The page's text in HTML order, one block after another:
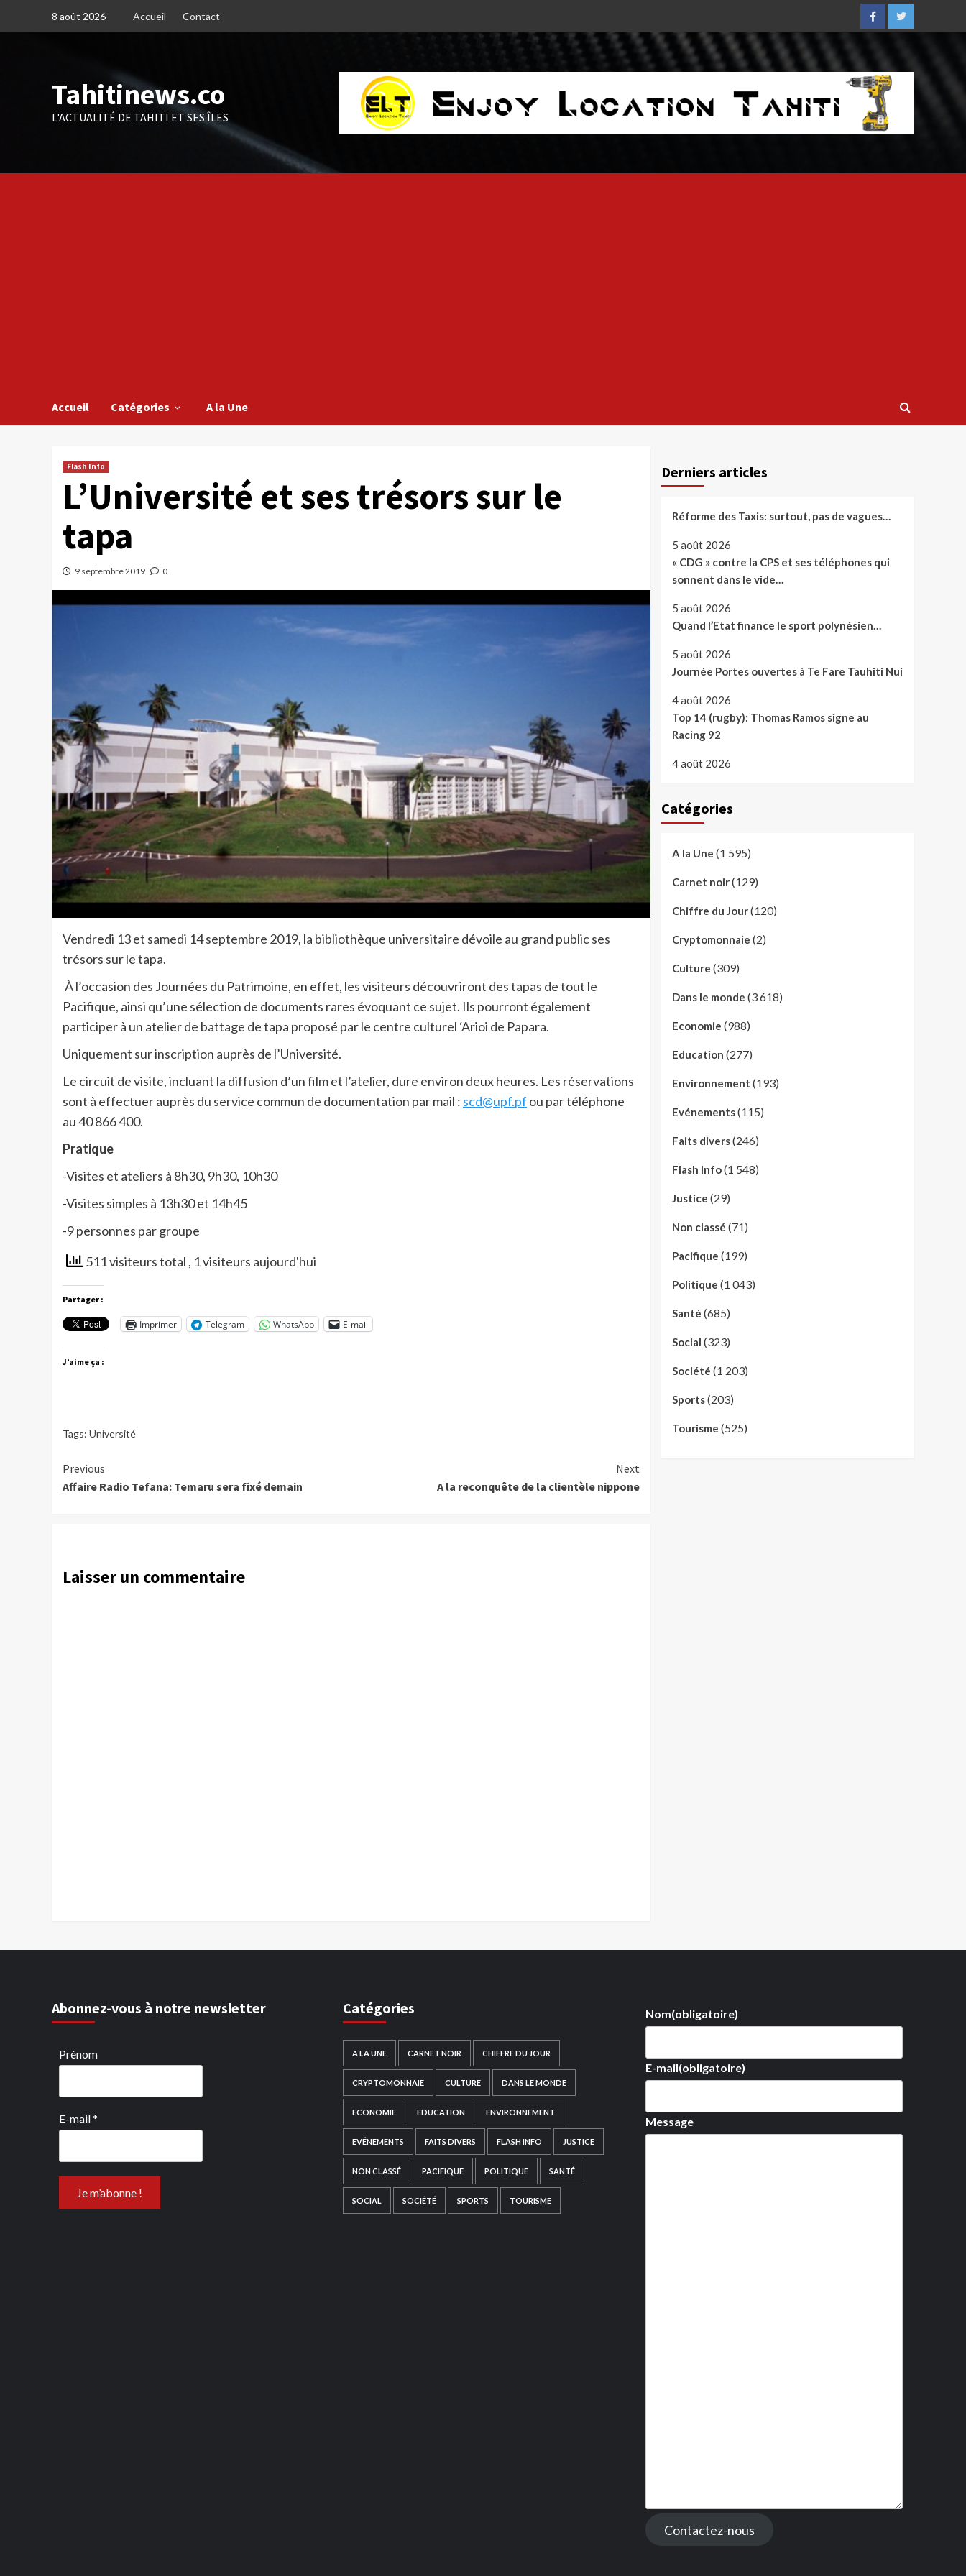
8 août 2026 Accueil Contact
FacebookTwitter
Tahitinews.co
L'ACTUALITÉ DE TAHITI ET SES ÎLES
Accueil Catégories A la Une
Flash Info
L’Université et ses trésors sur le
tapa
9 septembre 2019 0
Vendredi 13 et samedi 14 septembre 2019, la bibliothèque universitaire dévoile au grand public ses
trésors sur le tapa.
À l’occasion des Journées du Patrimoine, en effet, les visiteurs découvriront des tapas de tout le
Pacifique, ainsi qu’une sélection de documents rares évoquant ce sujet. Ils pourront également
participer à un atelier de battage de tapa proposé par le centre culturel ‘Arioi de Papara.
Uniquement sur inscription auprès de l’Université.
Le circuit de visite, incluant la diffusion d’un film et l’atelier, dure environ deux heures. Les réservations
sont à effectuer auprès du service commun de documentation par mail : scd@upf.pf ou par téléphone
au 40 866 400.
Pratique
-Visites et ateliers à 8h30, 9h30, 10h30
-Visites simples à 13h30 et 14h45
-9 personnes par groupe
511 visiteurs total , 1 visiteurs aujourd'hui
Partager :
Imprimer Telegram WhatsApp E-mail
J’aime ça :
Tags: Université
Continue
Reading
Previous
Affaire Radio Tefana: Temaru sera fixé demain
Next
A la reconquête de la clientèle nippone
Laisser un commentaire
Derniers articles
Réforme des Taxis: surtout, pas de vagues…
5 août 2026
« CDG » contre la CPS et ses téléphones qui
sonnent dans le vide…
5 août 2026
Quand l’Etat finance le sport polynésien…
5 août 2026
Journée Portes ouvertes à Te Fare Tauhiti Nui
4 août 2026
Top 14 (rugby): Thomas Ramos signe au
Racing 92
4 août 2026
Catégories
A la Une (1 595)
Carnet noir(129)
Chiffre du Jour(120)
Cryptomonnaie (2)
Culture (309)
Dans le monde (3 618)
Economie (988)
Education (277)
Environnement (193)
Evénements(115)
Faits divers(246)
Flash Info(1 548)
Justice (29)
Non classé (71)
Pacifique (199)
Politique (1 043)
Santé (685)
Social (323)
Société (1 203)
Sports(203)
Tourisme (525)
Abonnez-vous à notre newsletter
Prénom
E-mail*
Catégories
A LA UNE CARNET NOIR CHIFFRE DU JOUR
CRYPTOMONNAIE CULTURE DANS LE MONDE
ECONOMIE EDUCATION ENVIRONNEMENT
EVÉNEMENTS FAITS DIVERS FLASH INFO JUSTICE
NON CLASSÉ PACIFIQUE POLITIQUE SANTÉ
SOCIAL SOCIÉTÉ SPORTS TOURISME
Nom(obligatoire)
E-mail(obligatoire)
Message
Contactez-nous